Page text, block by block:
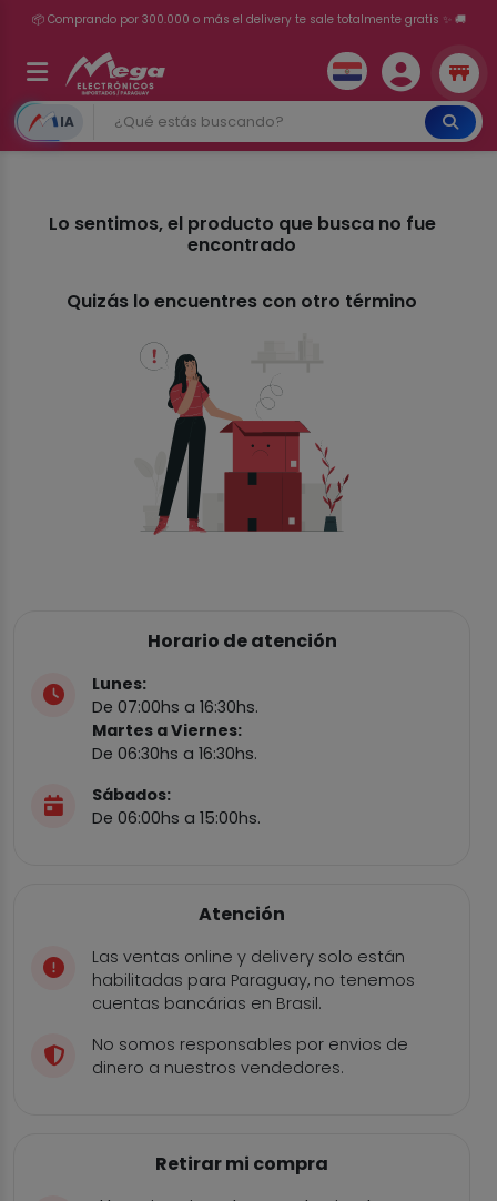
📦 Comprando por 300.000 o más el delivery te sale totalmente gratis ✨ 🚚
💳 ¡HASTA 24 CUOTAS SIN INTERÉS con tarjetas adheridas!
IA
Lo sentimos, el producto que busca no fue
encontrado
Quizás lo encuentres con otro término
Horario de atención
Lunes:
De 07:00hs a 16:30hs.
Martes a Viernes:
De 06:30hs a 16:30hs.
Sábados:
De 06:00hs a 15:00hs.
Atención
Las ventas online y delivery solo están
habilitadas para Paraguay, no tenemos
cuentas bancárias en Brasil.
No somos responsables por envios de
dinero a nuestros vendedores.
Retirar mi compra